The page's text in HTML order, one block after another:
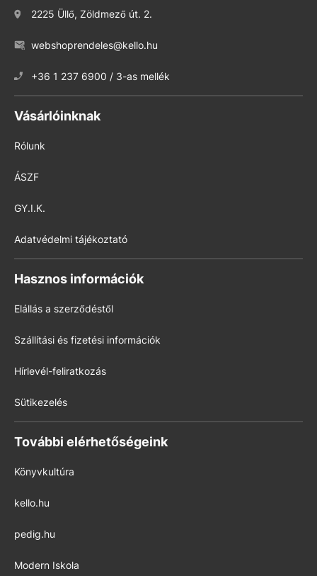
2225 Üllő, Zöldmező út. 2.
webshoprendeles@kello.hu
+36 1 237 6900 / 3-as mellék
Vásárlóinknak
Rólunk
ÁSZF
GY.I.K.
Adatvédelmi tájékoztató
Hasznos információk
Elállás a szerződéstől
Szállítási és fizetési információk
Hírlevél-feliratkozás
Sütikezelés
További elérhetőségeink
Könyvkultúra
kello.hu
pedig.hu
Modern Iskola